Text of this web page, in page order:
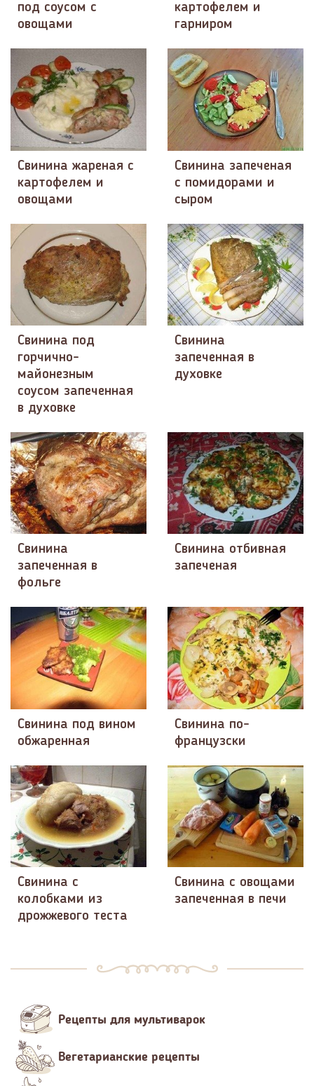
под соусом с
овощами
картофелем и
гарниром
Свинина жареная с
картофелем и
овощами
Свинина запеченая
с помидорами и
сыром
Свинина под
горчично-
майонезным
соусом запеченная
в духовке
Свинина
запеченная в
духовке
Свинина
запеченная в
фольге
Свинина отбивная
запеченая
Свинина под вином
обжаренная
Свинина по-
французски
Свинина с
колобками из
дрожжевого теста
Свинина с овощами
запеченная в печи
Рецепты для мультиварок
Вегетарианские рецепты